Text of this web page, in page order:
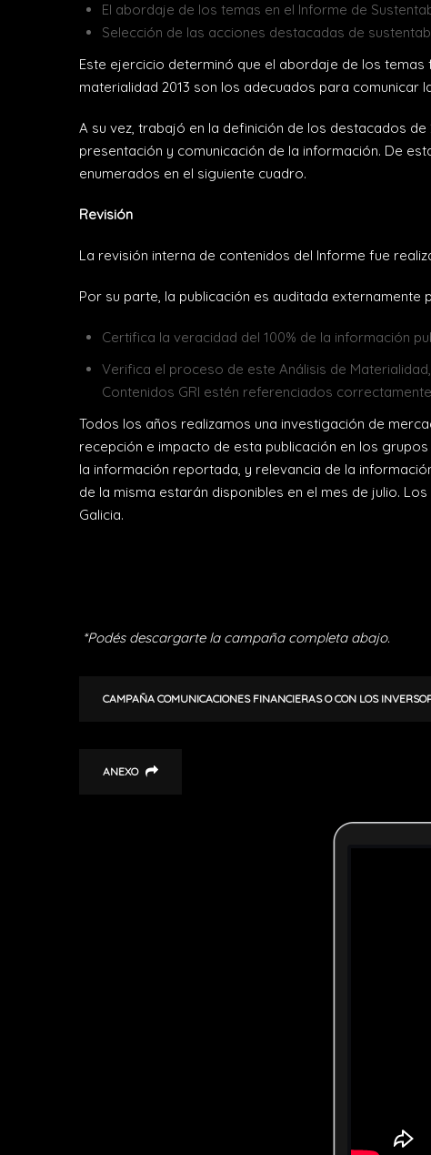
El abordaje de los temas en el Informe de
Selección de las acciones destacadas de
Este ejercicio determinó que el abordaje de los
materialidad 2013 son los adecuados para comunicar
A su vez, trabajó en la definición de los destacados
presentación y comunicación de la información. De
enumerados en el siguiente cuadro.
Revisión
La revisión interna de contenidos del Informe fue
Por su parte, la publicación es auditada externamente
Certifica la veracidad del 100% de la información
Verifica el proceso de este Análisis de
Contenidos GRI estén referenciados
Todos los años realizamos una investigación de
recepción e impacto de esta publicación en los
la información reportada, y relevancia de la
de la misma estarán disponibles en el mes de julio.
Galicia.
*Podés descargarte la campaña completa abajo.
CAMPAÑA COMUNICACIONES FINANCIERAS O CON LOS
ANEXO